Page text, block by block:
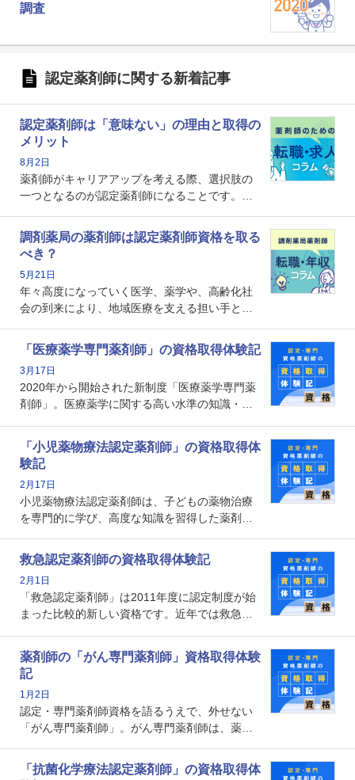
調査
認定薬剤師に関する新着記事
認定薬剤師は「意味ない」の理由と取得の
メリット
8月2日
薬剤師がキャリアアップを考える際、選択肢の
一つとなるのが認定薬剤師になることです。し
という声を聞いたことがあるかもしれません。
本記事では、認定薬剤師が「意味ない」といわ
れる理由や、取得するメリット、年収・キャリ
アへの影響を解説します。
調剤薬局の薬剤師は認定薬剤師資格を取る
べき？
5月21日
年々高度になっていく医学、薬学や、高齢化社
会の到来により、地域医療を支える担い手とし
で、重要度が増しているのが認定薬剤師という
資格です。認定薬剤師とはいったいどんな資格
なのでしょうか。それを取得するとどのような
メリットがあるのでしょうか。
「医療薬学専門薬剤師」の資格取得体験記
3月17日
2020年から開始された新制度「医療薬学専門薬
剤師」。医療薬学に関する高い水準の知識・技
剤師としての専門性を示す客観的な根拠の一つ
となります。取得要件は多岐に渡り、審査も複
数回ありますが、患者さんに対して一定の能力
の証明になる資格と言えます。
「小児薬物療法認定薬剤師」の資格取得体
験記
2月17日
小児薬物療法認定薬剤師は、子どもの薬物治療
を専門的に学び、高度な知識を習得した薬剤師
や、特有の疾患、心理状況を理解し、専門性を
深めることで、子どもとその保護者に寄り添え
る存在です。今回はそんな小児薬物療法認定薬
剤師の取得体験記をご紹介します。
救急認定薬剤師の資格取得体験記
2月1日
「救急認定薬剤師」は2011年度に認定制度が始
まった比較的新しい資格です。近年では救急病
とから、救急認定薬剤師を目指す病院薬剤師も
増えているのではないでしょうか。今回はそん
な救急認定薬剤師の取得体験記をご紹介しま
す。
薬剤師の「がん専門薬剤師」資格取得体験
記
1月2日
認定・専門薬剤師資格を語るうえで、外せない
「がん専門薬剤師」。がん専門薬剤師は、薬剤
関する資格として、2009年に発足しました。薬
「抗菌化学療法認定薬剤師」の資格取得体